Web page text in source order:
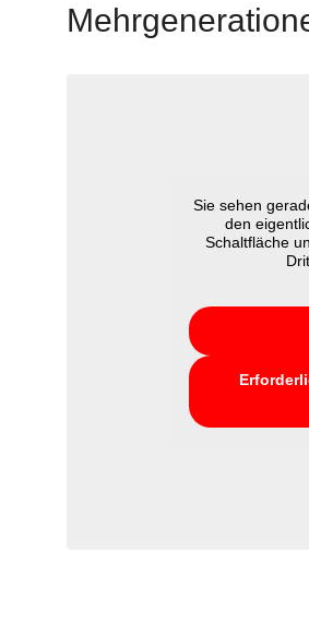
Sie sehen
den
Schaltfläche